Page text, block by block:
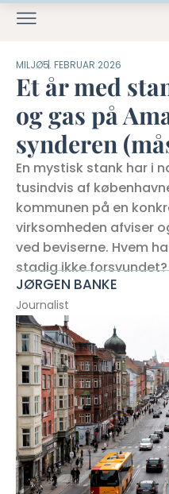
MILJØ5. FEBRUAR 2026
Et år med
og gas på
synderen
En mystisk stank har i
tusindvis af
kommunen på en
virksomheden afviser
ved beviserne. Hvem
stadig ikke forsvundet?
JØRGEN BANKE
Journalist